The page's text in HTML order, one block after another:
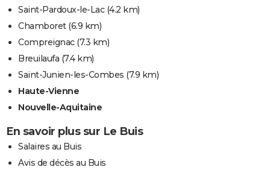
Saint-Pardoux-le-Lac(4.2 km)
Chamboret(6.9 km)
Compreignac(7.3 km)
Breuilaufa (7.4 km)
Saint-Junien-les-Combes (7.9 km)
Haute-Vienne
Nouvelle-Aquitaine
En savoir plus sur Le Buis
Salaires au Buis
Avis de décès au Buis